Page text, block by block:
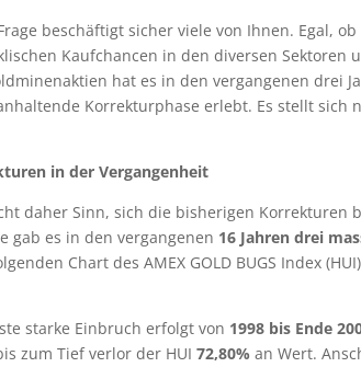
beschäftigt sicher viele von Ihnen. Egal,
Kaufchancen in den diversen Sektoren
hat es in den vergangenen drei
Korrekturphase erlebt. Es stellt
in der Vergangenheit
daher Sinn, sich die bisherigen Korrekturen
gab es in den vergangenen 16 Jahren drei
Chart des AMEX GOLD BUGS Index
starke Einbruch erfolgt von 1998 bis Ende
zum Tief verlor der HUI 72,80% an Wert.